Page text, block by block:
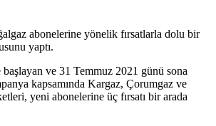
abonelerine yönelik fırsatlarla dolu bir
yaptı.
ve 31 Temmuz 2021 günü sona
kapsamında Kargaz, Çorumgaz ve
yeni abonelerine üç fırsatı bir arada